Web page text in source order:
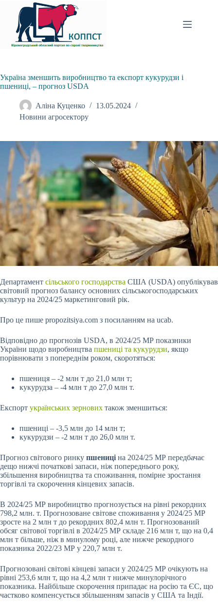
вмісту
Україна зменшить виробництво та експорт кукурудзи і
пшениці, – прогноз USDA
Аліна Куценко
13.05.2024
Новини агросектору
Департамент сільського господарства США (USDA) опублікував
світовий прогноз балансу основних сільськогосподарських
культур на 2024/25 маркетинговий рік.
Про це пише propozitsiya.com з посиланням на ucab.
Відповідно до прогнозів USDA, в 2024/25 МР показники
України щодо виробництва пшениці та кукурудзи, якщо
порівнювати з попереднім роком, скоротяться:
пшениця – -2 млн т до 21,0 млн т;
кукурудза – -4 млн т до 27,0 млн т.
Експорт українських зернових також зменшиться:
пшениці – -3,5 млн до 14 млн т;
кукурудзи – -2 млн т до 26,0 млн т.
Прогноз світового ринку пшениці на 2024/25 МР передбачає
дещо нижчі початкові запаси, ніж попереднього року,
збільшення виробництва та споживання, помірне зростання
торгівлі та скорочення кінцевих запасів.
В 2024/25 МР виробництво прогнозується на рівні рекордних
798,2 млн. т. Прогнозоване світове споживання у 2024/25 МР
зросте на 2 млн т до рекордних 802,4 млн т. Прогнозований
обсяг світової торгівлі в 2024/25 МР складе 216 млн т, що на 0,4
млн т більше, ніж в минулому році, але нижче рекордного
показника 2022/23 МР у 220,7 млн т.
Прогнозовані світові кінцеві запаси у 2024/25 МР очікують на
рівні 253,6 млн т, що на 4,2 млн т нижче минулорічного
показника. Найбільше скорочення припадає на росію та ЄС, що
частково компенсується збільшенням запасів у США та Індії.